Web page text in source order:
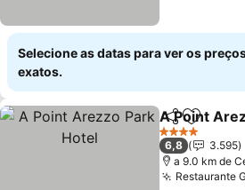
Selecione as datas para ver os
exatos.
Partilhar
A Point
4 Estrelas
6,8
3.595
a 9.0 km de
Restaurante